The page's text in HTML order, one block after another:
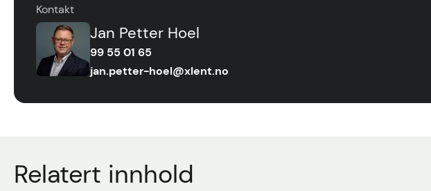
Kontakt
Jan Petter Hoel
99 55 01 65
jan.petter-hoel@xlent.no
Relatert innhold